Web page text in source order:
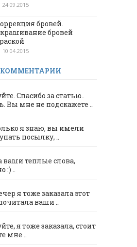
24.09.2015
бровей.
бровей
10.04.2015
Спасибо за статью..
Вы мне не подскажете ..
я знаю, вы имели
посылку, ..
ваши теплые слова,
:) ..
я тоже заказала этот
ваши ..
я тоже заказала, стоит
мне ..